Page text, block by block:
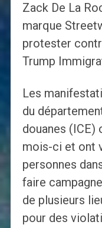
Zack De La
marque
protester
Trump
Les
du
douanes
mois-ci et ont
personnes
faire
de plusieurs
pour des